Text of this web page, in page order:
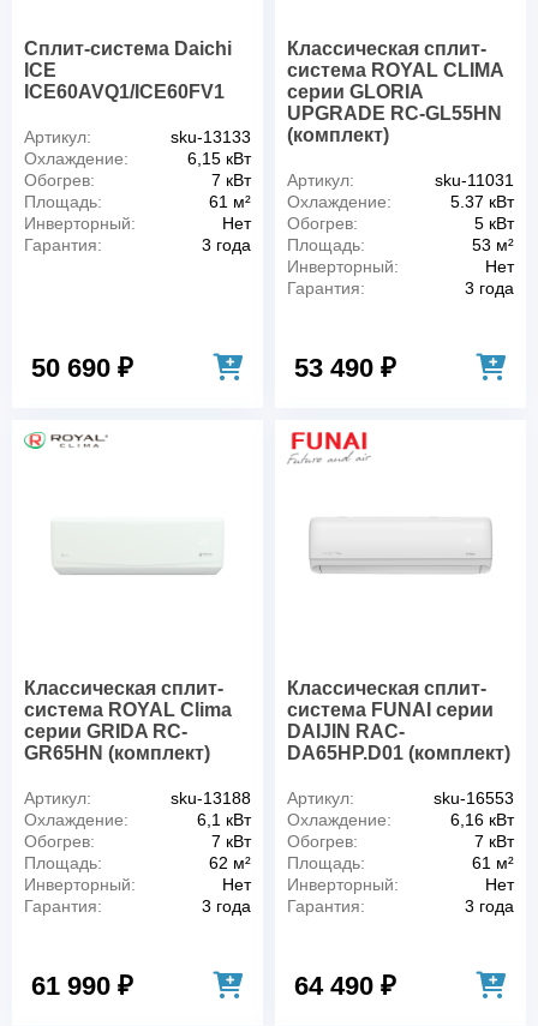
Сплит-система Daichi
ICE
ICE60AVQ1/ICE60FV1
Артикул:
sku-13133
Охлаждение:
6,15 кВт
Обогрев:
7 кВт
Площадь:
61 м²
Инверторный:
Нет
Гарантия:
3 года
50 690 ₽
Классическая сплит-
система ROYAL CLIMA
серии GLORIA
UPGRADE RC-GL55HN
(комплект)
Артикул:
sku-11031
Охлаждение:
5.37 кВт
Обогрев:
5 кВт
Площадь:
53 м²
Инверторный:
Нет
Гарантия:
3 года
53 490 ₽
Классическая сплит-
система ROYAL Clima
серии GRIDA RC-
GR65HN (комплект)
Артикул:
sku-13188
Охлаждение:
6,1 кВт
Обогрев:
7 кВт
Площадь:
62 м²
Инверторный:
Нет
Гарантия:
3 года
61 990 ₽
Классическая сплит-
система FUNAI серии
DAIJIN RAC-
DA65HP.D01 (комплект)
Артикул:
sku-16553
Охлаждение:
6,16 кВт
Обогрев:
7 кВт
Площадь:
61 м²
Инверторный:
Нет
Гарантия:
3 года
64 490 ₽